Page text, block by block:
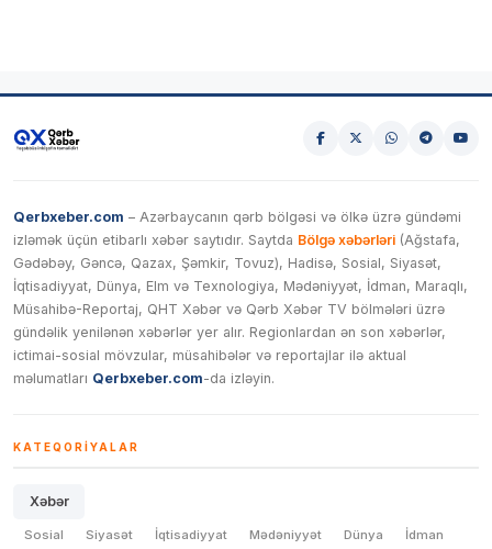
Qerbxeber.com – Azərbaycanın qərb bölgəsi və ölkə üzrə gündəmi
izləmək üçün etibarlı xəbər saytıdır. Saytda Bölgə xəbərləri (Ağstafa,
Gədəbəy, Gəncə, Qazax, Şəmkir, Tovuz), Hadisə, Sosial, Siyasət,
İqtisadiyyat, Dünya, Elm və Texnologiya, Mədəniyyət, İdman, Maraqlı,
Müsahibə-Reportaj, QHT Xəbər və Qərb Xəbər TV bölmələri üzrə
gündəlik yenilənən xəbərlər yer alır. Regionlardan ən son xəbərlər,
ictimai-sosial mövzular, müsahibələr və reportajlar ilə aktual
məlumatları Qerbxeber.com-da izləyin.
KATEQORIYALAR
Xəbər
Sosial Siyasət İqtisadiyyat Mədəniyyət Dünya İdman